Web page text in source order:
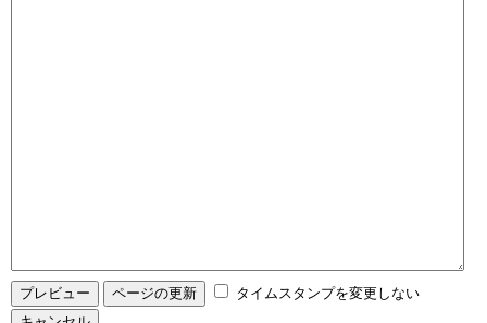
タイムスタンプを変更しない